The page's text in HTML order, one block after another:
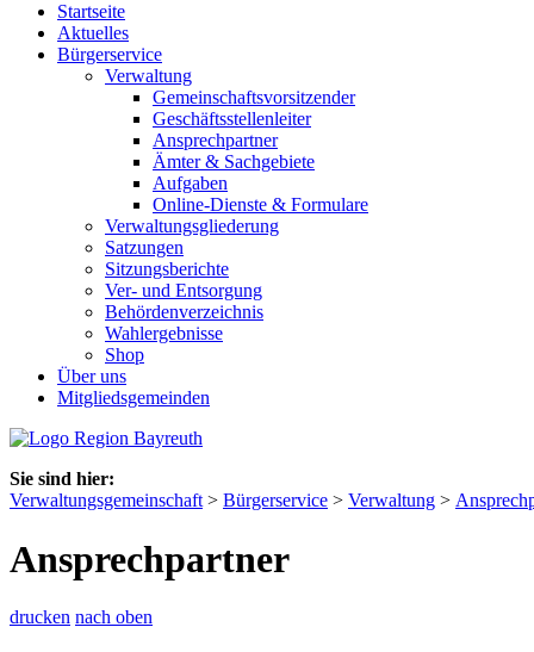
Startseite
Aktuelles
Bürgerservice
Verwaltung
Gemeinschaftsvorsitzender
Geschäftsstellenleiter
Ansprechpartner
Ämter & Sachgebiete
Aufgaben
Online-Dienste & Formulare
Verwaltungsgliederung
Satzungen
Sitzungsberichte
Ver- und Entsorgung
Behördenverzeichnis
Wahlergebnisse
Shop
Über uns
Mitgliedsgemeinden
Sie sind hier:
Verwaltungsgemeinschaft > Bürgerservice > Verwaltung >
Ansprechpartner
drucken nach oben